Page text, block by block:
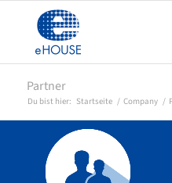
Partner
Du bist hier: Startseite / Company /